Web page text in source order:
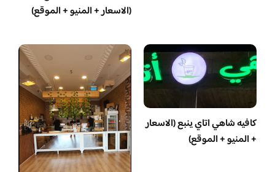
(الاسعار + المنيو + الموقع)
كافيه شاهي اتاي ينبع (الاسعار
+ المنيو + الموقع)